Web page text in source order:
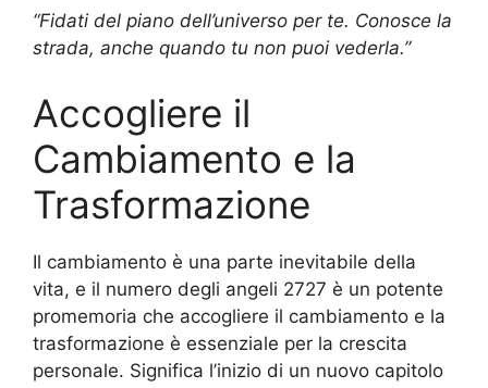
“Fidati del piano dell’universo per te. Conosce la
strada, anche quando tu non puoi vederla.”
Accogliere il
Cambiamento e la
Trasformazione
Il cambiamento è una parte inevitabile della
vita, e il numero degli angeli 2727 è un potente
promemoria che accogliere il cambiamento e la
trasformazione è essenziale per la crescita
personale. Significa l’inizio di un nuovo capitolo